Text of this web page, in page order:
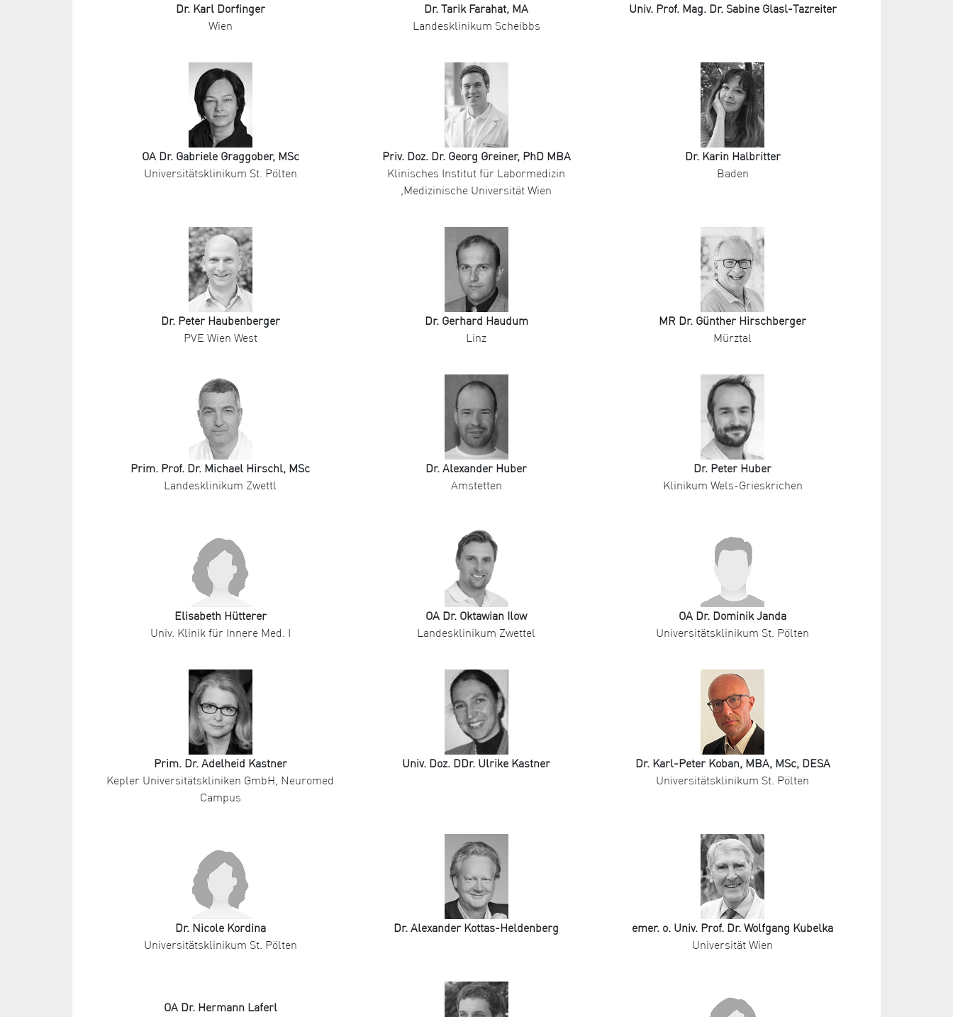
Dr. Karl Dorfinger
Wien
Dr. Tarik Farahat, MA
Landesklinikum Scheibbs
Univ. Prof. Mag. Dr. Sabine Glasl-Tazreiter
OA Dr. Gabriele Graggober, MSc
Universitätsklinikum St. Pölten
Priv. Doz. Dr. Georg Greiner, PhD MBA
Klinisches Institut für Labormedizin
,Medizinische Universität Wien
Dr. Karin Halbritter
Baden
Dr. Peter Haubenberger
PVE Wien West
Dr. Gerhard Haudum
Linz
MR Dr. Günther Hirschberger
Mürztal
Prim. Prof. Dr. Michael Hirschl, MSc
Landesklinikum Zwettl
Dr. Alexander Huber
Amstetten
Dr. Peter Huber
Klinikum Wels-Grieskrichen
Elisabeth Hütterer
Univ. Klinik für Innere Med. I
OA Dr. Oktawian Ilow
Landesklinikum Zwettel
OA Dr. Dominik Janda
Universitätsklinikum St. Pölten
Prim. Dr. Adelheid Kastner
Kepler Universitätskliniken GmbH, Neuromed
Campus
Univ. Doz. DDr. Ulrike Kastner
Dr. Karl-Peter Koban, MBA, MSc, DESA
Universitätsklinikum St. Pölten
Dr. Nicole Kordina
Universitätsklinikum St. Pölten
Dr. Alexander Kottas-Heldenberg
emer. o. Univ. Prof. Dr. Wolfgang Kubelka
Universität Wien
OA Dr. Hermann Laferl